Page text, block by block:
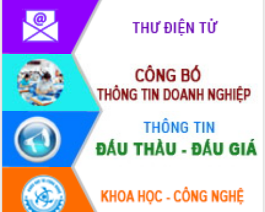
UBND tỉnh họp báo định kỳ tháng 4
năm 2026
Hội thảo khoa học “Giải pháp thúc đẩy
phát triển nền kinh tế xanh tại tỉnh
Đắk Lắk”
Tăng cường giám sát, đôn đốc thực
hiện nhiệm vụ quản lý tài sản công
hàng tuần
Tháo gỡ những vướng mắc, đẩy mạnh
công tác cải cách thủ tục hành chính
tại Trung tâm Phục vụ hành chính
công tỉnh
Đắk Lắk: Tôn vinh 46 giải pháp tại Hội
thi Sáng tạo Kỹ thuật 2024 - 2025
Đắk Lắk rà soát, điều chỉnh Đề án 190
về phát triển nuôi trồng thủy sản